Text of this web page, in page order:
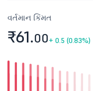
વર્તમાન કિંમત
₹61.00+ 0.5 (0.83%)